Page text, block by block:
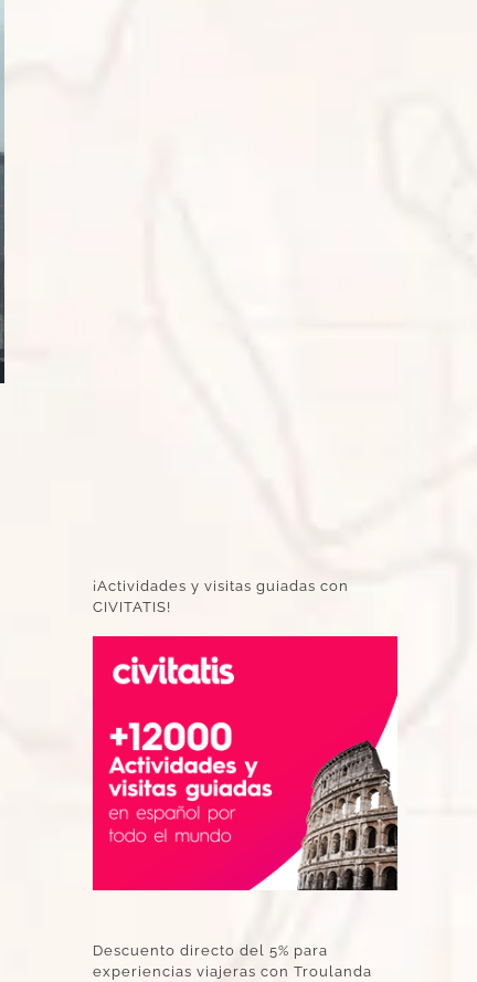
¡Actividades y visitas guiadas con
CIVITATIS!
Descuento directo del 5% para
experiencias viajeras con Troulanda